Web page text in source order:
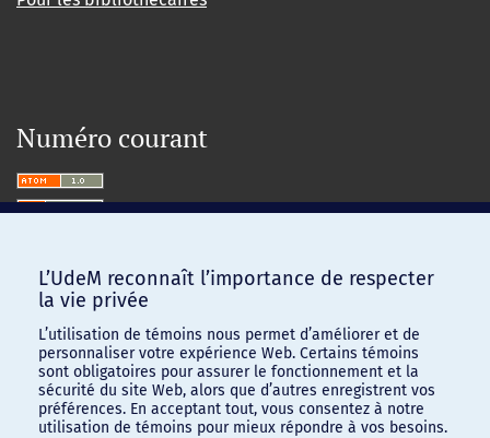
Numéro courant
L’UdeM reconnaît l’importance de respecter
la vie privée
L’utilisation de témoins nous permet d’améliorer et de
personnaliser votre expérience Web. Certains témoins
sont obligatoires pour assurer le fonctionnement et la
sécurité du site Web, alors que d’autres enregistrent vos
préférences. En acceptant tout, vous consentez à notre
utilisation de témoins pour mieux répondre à vos besoins.